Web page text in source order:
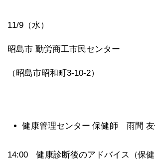
11/9（水）
昭島市 勤労商工市民センター
（昭島市昭和町3-10-2）
健康管理センター 保健師 雨間 友
14:00 健康診断後のアドバイス（保